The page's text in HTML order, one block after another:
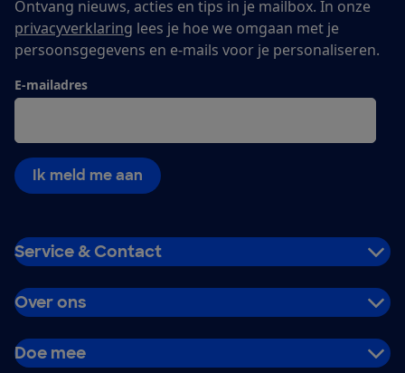
Ontvang nieuws, acties en tips in je mailbox. In onze
privacyverklaring lees je hoe we omgaan met je
persoonsgegevens en e-mails voor je personaliseren.
E-mailadres
Ik meld me aan
Service & Contact
Over ons
Doe mee